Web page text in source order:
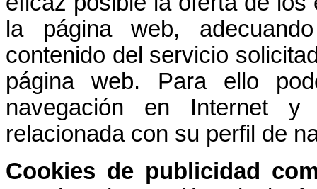
la página web,
contenido del servicio
página web. Para ello
navegación en Internet y
relacionada con su perfil de
Cookies de publicidad